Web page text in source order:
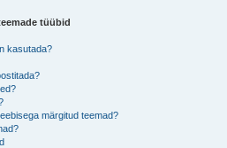
tüübid
kasutada?
märgitud teemad?